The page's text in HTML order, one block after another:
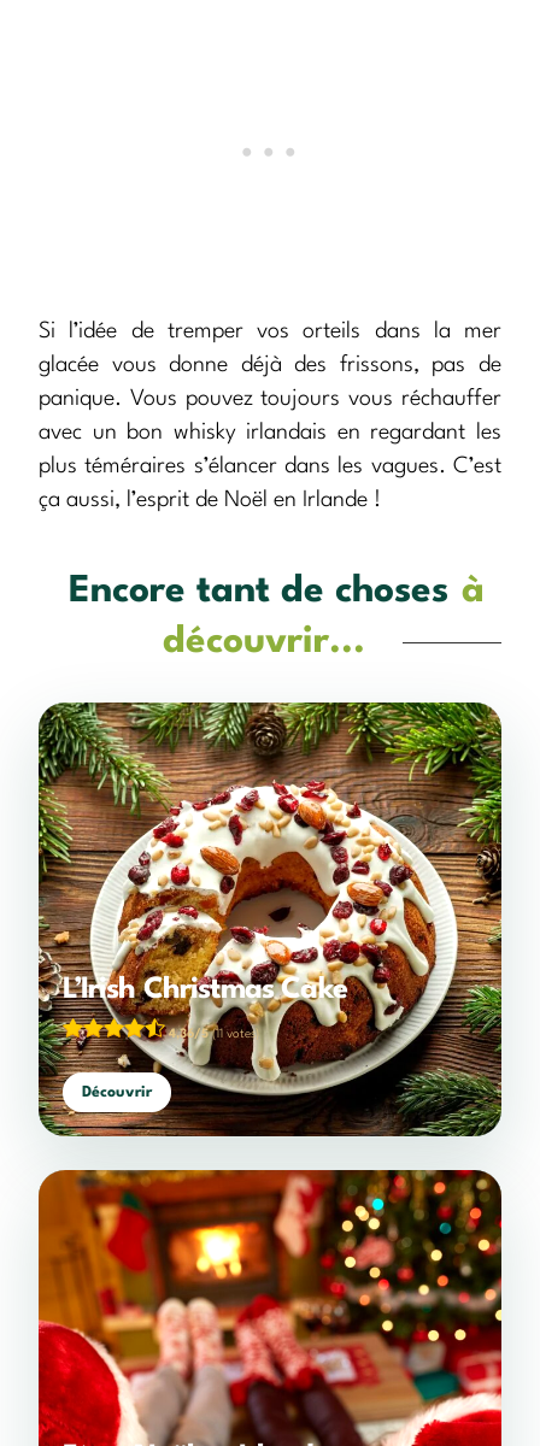
Si l’idée de tremper vos orteils dans la mer
glacée vous donne déjà des frissons, pas de
panique. Vous pouvez toujours vous réchauffer
avec un bon whisky irlandais en regardant les
plus téméraires s’élancer dans les vagues. C’est
ça aussi, l’esprit de Noël en Irlande !
Encore tant de choses à
découvrir...
L’Irish Christmas Cake
4,36/5(11 votes)
Découvrir